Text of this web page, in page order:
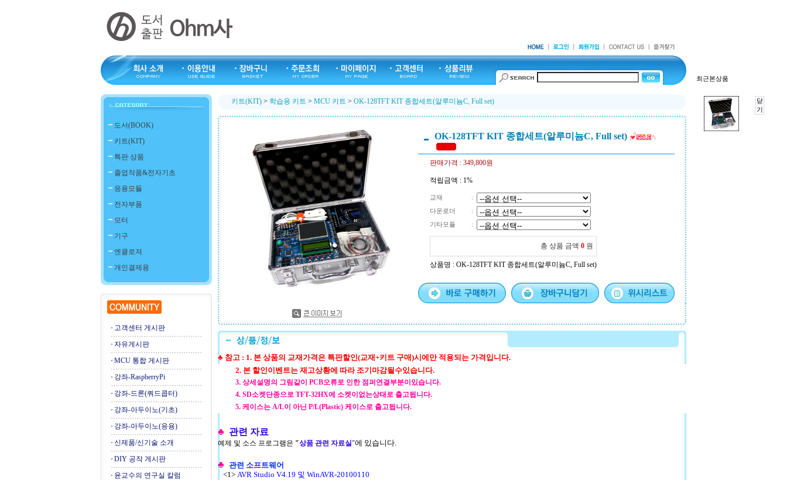
도서(BOOK)
키트(KIT)
특판 상품
졸업작품&전자기초
응용모듈
전자부품
모터
기구
엔클로져
개인결제용
고객센터 게시판
자유게시판
MCU 통합 게시판
강좌-RaspberryPi
강좌-드론(쿼드콥터)
강좌-아두이노(기초)
강좌-아두이노(응용)
신제품/신기술 소개
DIY 공작 게시판
윤교수의 연구실 칼럼
키트(KIT) > 학습용 키트 > MCU 키트 > OK-128TFT KIT 종합세트(알루미늄C, Full set)
OK-128TFT KIT 종합세트(알루미늄C, Full set)
판매가격 : 349,800원
적립금액 : 1%
교재
:
다운로더
:
기타모듈
:
총 상품 금액 0 원
상품명 : OK-128TFT KIT 종합세트(알루미늄C, Full set)
♣ 참고 : 1. 본 상품의 교재가격은 특판할인(교재+키트 구매)시에만 적용되는 가격입니다.
2. 본 할인이벤트는 재고상황에 따라 조기마감될수있습니다.
3. 상세설명의 그림같이 PCB오류로 인한 점퍼연결부분이있습니다.
4. SD소켓단종으로 TFT-32HX에 소켓이없는상태로 출고됩니다.
5. 케이스는 A/L이 아닌 P/L(Plastic) 케이스로 출고됩니다.
♣ 관련 자료
예제 및 소스 프로그램은 "상품 관련 자료실"에 있습니다.
♣ 관련 소프트웨어
<1> AVR Studio V4.19 및 WinAVR-20100110
최근본상품
닫
기